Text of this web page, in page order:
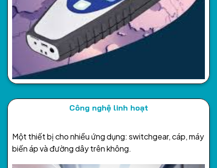
Công nghệ linh hoạt
Một thiết bị cho nhiều ứng dụng: switchgear, cáp, máy
biến áp và đường dây trên không.